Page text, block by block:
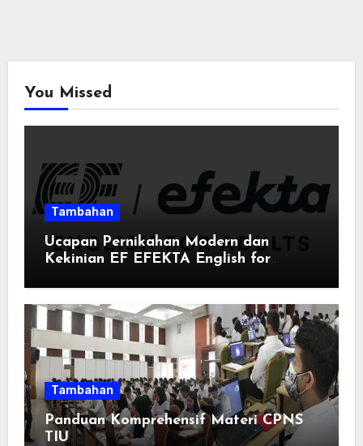
You Missed
Tambahan
Ucapan Pernikahan Modern dan
Kekinian EF EFEKTA English for
Tambahan
Panduan Komprehensif Materi CPNS
TIU